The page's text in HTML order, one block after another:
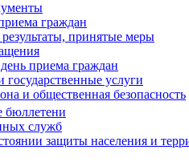
граждан
принятые меры
приема граждан
услуги
и общественная безопасность
служб
защиты населения и